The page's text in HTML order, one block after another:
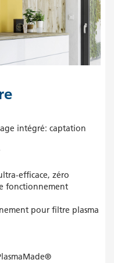
intégré: captation
efficace, zéro
fonctionnement
pour filtre plasma